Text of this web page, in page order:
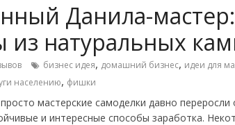
Данила-
из натуральных
бизнес идея, домашний бизнес, идеи для
населению, фишки
мастерские самоделки давно
и интересные способы заработка.